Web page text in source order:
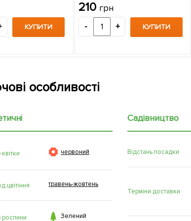
(Cosmic
морозостійкий
в упаковці
КУПИТИ
вищий сорт 1 саджанець в
упаковці
210 грн
- + КУПИТИ
особливості
 червоний
цвітіння травень-жовтень
рослини  Зелений
Садівництво
Відстань посадки
Терміни доставки